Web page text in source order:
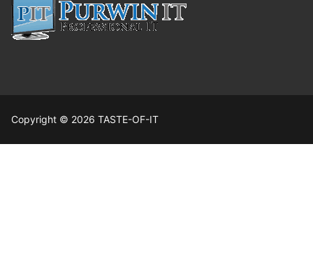
Copyright © 2026 TASTE-OF-IT